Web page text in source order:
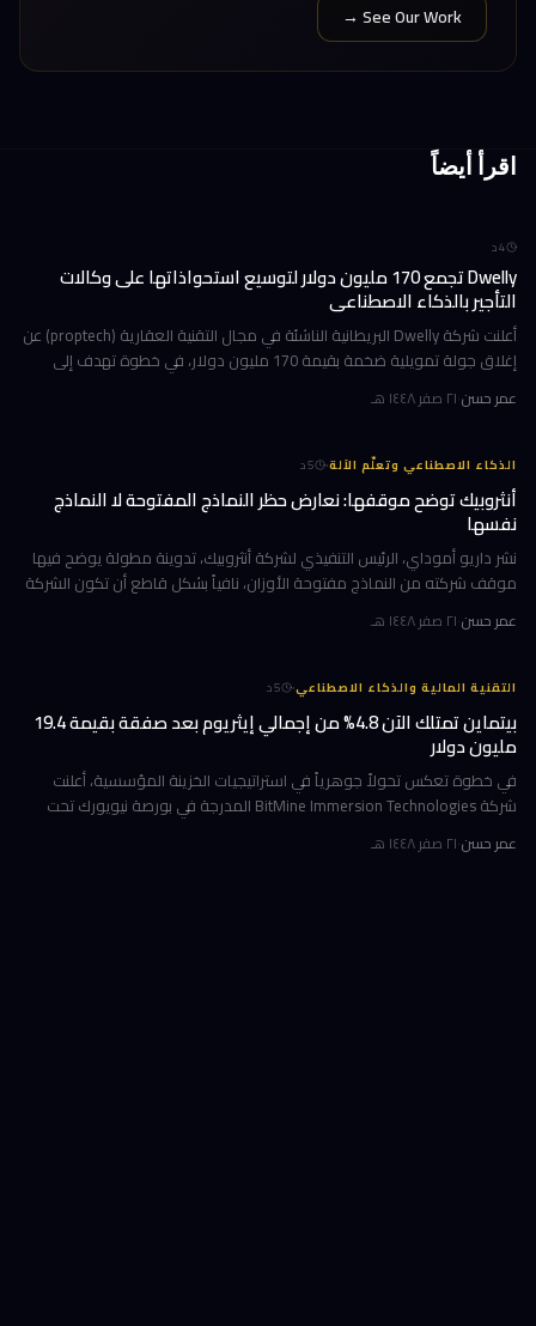
See Our Work →
اقرأ أيضاً
4د
Dwelly تجمع 170 مليون دولار لتوسيع استحواذاتها على وكالات
التأجير بالذكاء الاصطناعي
أعلنت شركة Dwelly البريطانية الناشئة في مجال التقنية العقارية (proptech) عن
إغلاق جولة تمويلية ضخمة بقيمة 170 مليون دولار، في خطوة تهدف إلى
عمر حسن·٢١ صفر ١٤٤٨ هـ
الذكاء الاصطناعي وتعلّم الآلة·
5د
أنثروبيك توضح موقفها: نعارض حظر النماذج المفتوحة لا النماذج
نفسها
نشر داريو أموداي، الرئيس التنفيذي لشركة أنثروبيك، تدوينة مطولة يوضح فيها
موقف شركته من النماذج مفتوحة الأوزان، نافياً بشكل قاطع أن تكون الشركة
عمر حسن·٢١ صفر ١٤٤٨ هـ
التقنية المالية والذكاء الاصطناعي·
5د
بيتماين تمتلك الآن 4.8% من إجمالي إيثريوم بعد صفقة بقيمة 19.4
مليون دولار
في خطوة تعكس تحولاً جوهرياً في استراتيجيات الخزينة المؤسسية، أعلنت
شركة BitMine Immersion Technologies المدرجة في بورصة نيويورك تحت
عمر حسن·٢١ صفر ١٤٤٨ هـ